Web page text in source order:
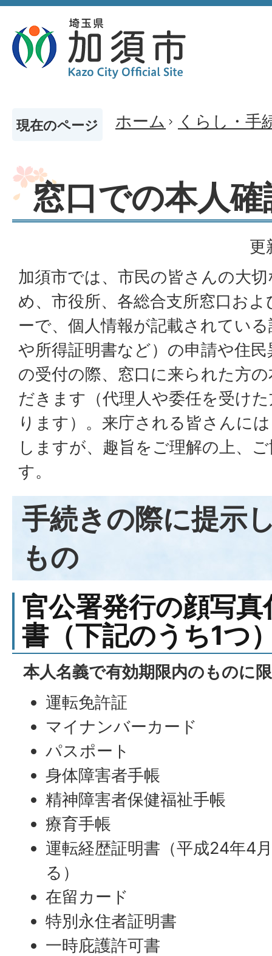
現在のページ ホーム くらし・手
窓口での本人確
更
加須市では、市民の皆さんの大
め、市役所、各総合支所窓口お
ーで、個人情報が記載されてい
や所得証明書など）の申請や住
の受付の際、窓口に来られた方
だきます（代理人や委任を受け
ります）。来庁される皆さんに
しますが、趣旨をご理解の上、
す。
手続きの際に提示
もの
官公署発行の顔写
書（下記のうち1つ
本人名義で有効期限内のものに
運転免許証
マイナンバーカード
パスポート
身体障害者手帳
精神障害者保健福祉手帳
療育手帳
運転経歴証明書（平成24年4
る）
在留カード
特別永住者証明書
一時庇護許可書